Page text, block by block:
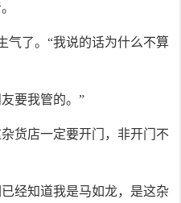
气了。“我说的话为什么不算
要我管的。”
货店一定要开门，非开门不
经知道我是马如龙，是这杂